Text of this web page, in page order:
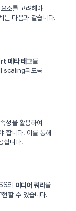
소를 고려해야
는 다음과 같습니다.
메타 태그를
scaling되도록
속성을 활용하여
합니다. 이를 통해
합니다.
의 미디어 쿼리를
할 수 있습니다.